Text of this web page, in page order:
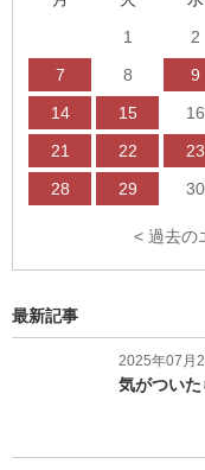
1
2
7
8 9
14
15 16
21
22 23
28
29 30
< 過去の
最新記事
2025年07月
気がつい